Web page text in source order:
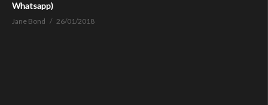
Whatsapp)
Jane Bond 26/01/2018